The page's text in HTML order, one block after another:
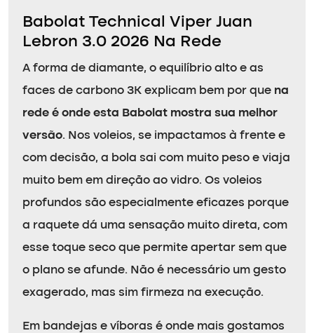
Babolat Technical Viper Juan
Lebron 3.0 2026 Na Rede
A forma de diamante, o equilíbrio alto e as
faces de carbono 3K explicam bem por que na
rede é onde esta Babolat mostra sua melhor
versão. Nos voleios, se impactamos à frente e
com decisão, a bola sai com muito peso e viaja
muito bem em direção ao vidro. Os voleios
profundos são especialmente eficazes porque
a raquete dá uma sensação muito direta, com
esse toque seco que permite apertar sem que
o plano se afunde. Não é necessário um gesto
exagerado, mas sim firmeza na execução.
Em bandejas e víboras é onde mais gostamos